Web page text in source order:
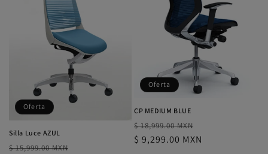
Oferta
Silla Luce AZUL
Precio
$ 15,999.00 MXN
Oferta
CP MEDIUM BLUE
Precio
habitual
$ 18,999.00 MXN
de
$ 9,299.00 MXN